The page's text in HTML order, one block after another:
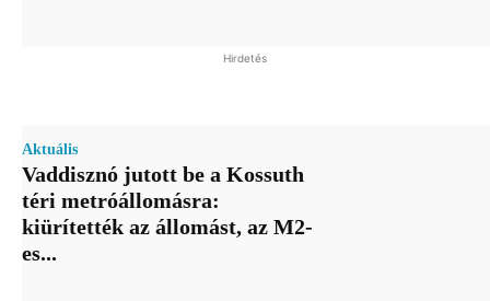
Hirdetés
Aktuális
Vaddisznó jutott be a Kossuth
téri metróállomásra:
kiürítették az állomást, az M2-
es...